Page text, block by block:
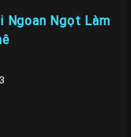
Ngoan Ngọt Làm